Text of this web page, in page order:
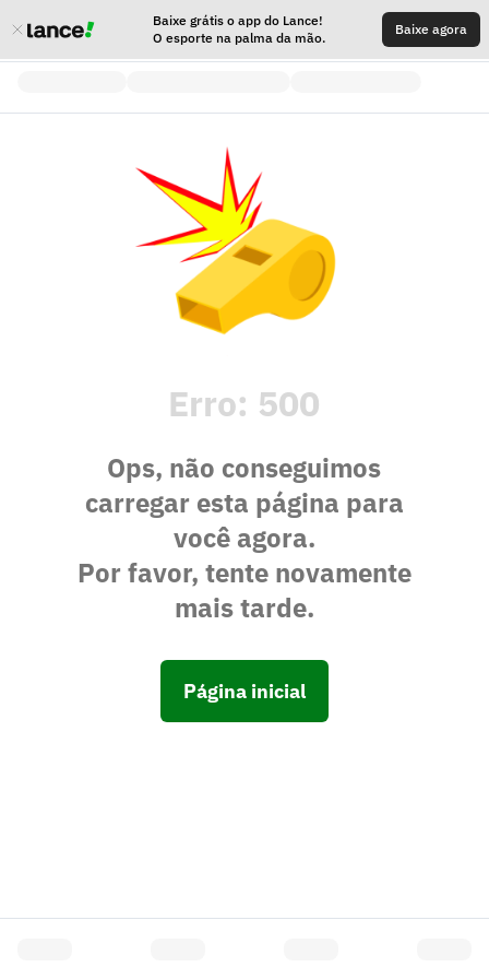
Baixe grátis o app do Lance!
O esporte na palma da mão.
Baixe agora
Erro: 500
Ops, não conseguimos
carregar esta página para
você agora.
Por favor, tente novamente
mais tarde.
Página inicial